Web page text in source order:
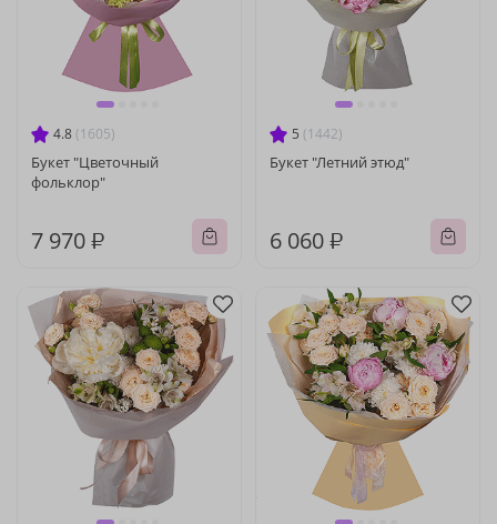
4.8 (1605)
Букет "Цветочный
фольклор"
7 970 ₽
5 (1442)
Букет "Летний этюд"
6 060 ₽